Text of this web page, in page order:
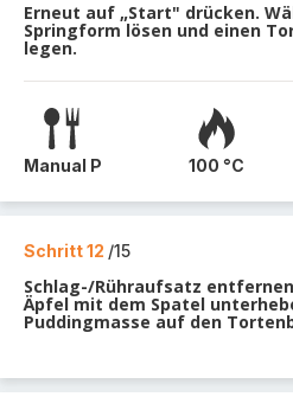
Erneut auf „Start" drücken.
Springform lösen und einen
legen.
Manual P 100 °C
Schritt 12 /15
Schlag-/Rühraufsatz
Äpfel mit dem Spatel
Puddingmasse auf den